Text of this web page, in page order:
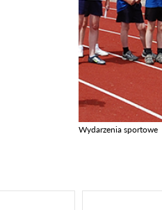
Wydarzenia sportowe